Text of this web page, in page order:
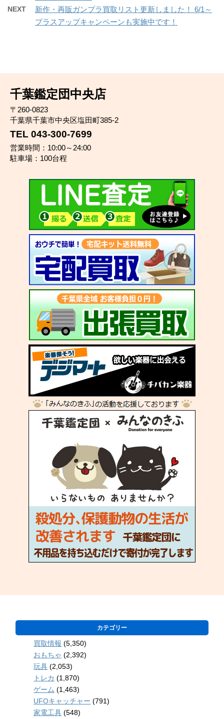
NEXT
新作・再販ガンプラ買取リスト更新しました！ 6/1～
プラスアップキャンペーンも実施中です！
千葉鑑定団中央店
〒260-0823
千葉県千葉市中央区塩田町385-2
TEL 043-300-7699
営業時間：10:00～24:00
駐車場：100台程
カテゴリー
買取情報 (5,350)
おもちゃ (2,392)
玩具 (2,053)
トレカ (1,870)
ゲーム (1,463)
UFOキャッチャー (791)
家電工具 (548)